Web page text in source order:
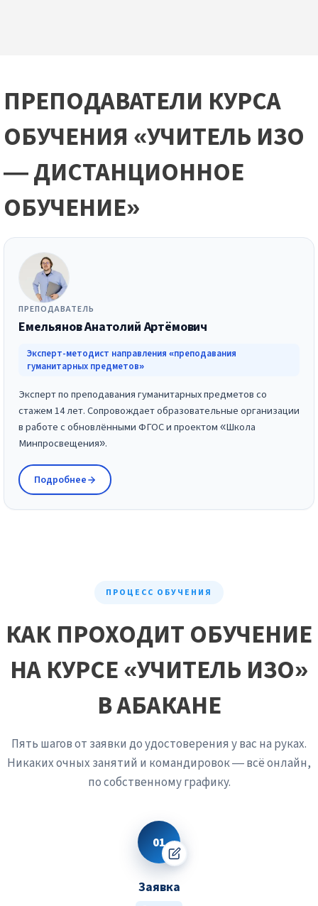
ПРЕПОДАВАТЕЛИ КУРСА
ОБУЧЕНИЯ «УЧИТЕЛЬ ИЗО
— ДИСТАНЦИОННОЕ
ОБУЧЕНИЕ»
ПРЕПОДАВАТЕЛЬ
Емельянов Анатолий Артёмович
Эксперт-методист направления «преподавания
гуманитарных предметов»
Эксперт по преподавания гуманитарных предметов со
стажем 14 лет. Сопровождает образовательные организации
в работе с обновлёнными ФГОС и проектом «Школа
Минпросвещения».
Подробнее
ПРОЦЕСС ОБУЧЕНИЯ
КАК ПРОХОДИТ ОБУЧЕНИЕ
НА КУРСЕ «УЧИТЕЛЬ ИЗО»
В АБАКАНЕ
Пять шагов от заявки до удостоверения у вас на руках.
Никаких очных занятий и командировок — всё онлайн,
по собственному графику.
01
Заявка